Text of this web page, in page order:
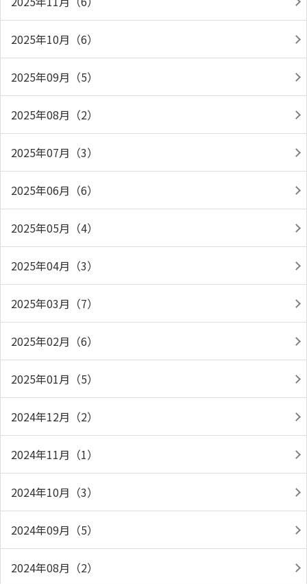
2025年10月（6）
2025年09月（5）
2025年08月（2）
2025年07月（3）
2025年06月（6）
2025年05月（4）
2025年04月（3）
2025年03月（7）
2025年02月（6）
2025年01月（5）
2024年12月（2）
2024年11月（1）
2024年10月（3）
2024年09月（5）
2024年08月（2）